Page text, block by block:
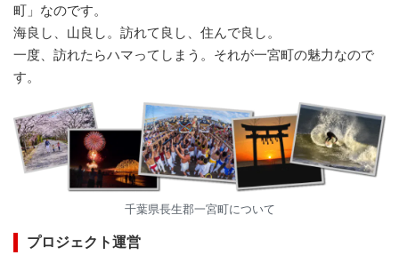
町」なのです。
海良し、山良し。訪れて良し、住んで良し。
一度、訪れたらハマってしまう。それが一宮町の魅力なので
す。
千葉県長生郡一宮町について
プロジェクト運営